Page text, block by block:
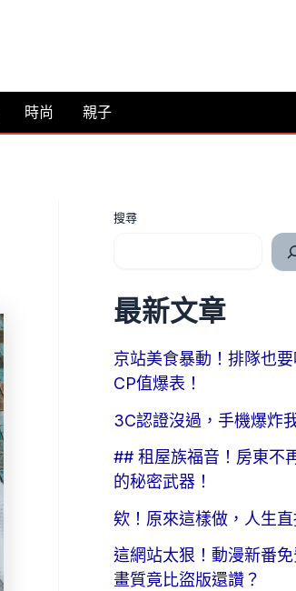
時尚 親子
搜尋
最新文章
京站美食暴動！排隊也
CP值爆表！
3C認證沒過，手機爆炸
## 租屋族福音！房東不
的秘密武器！
欸！原來這樣做，人生直
這網站太狠！動漫新番免
畫質竟比盜版還讚？